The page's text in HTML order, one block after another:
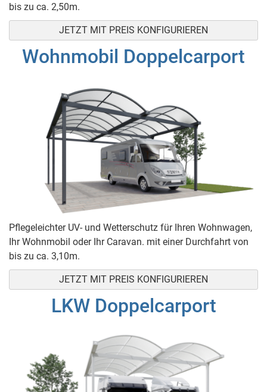
bis zu ca. 2,50m.
JETZT MIT PREIS KONFIGURIEREN
Wohnmobil Doppelcarport
Pflegeleichter UV- und Wetterschutz für Ihren Wohnwagen,
Ihr Wohnmobil oder Ihr Caravan. mit einer Durchfahrt von
bis zu ca. 3,10m.
JETZT MIT PREIS KONFIGURIEREN
LKW Doppelcarport